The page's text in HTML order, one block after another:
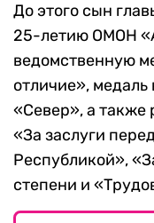
До этого сын
25-летию ОМОН
ведомственную
отличие», медаль
«Север», а также
«За заслуги
Республикой»,
степени и